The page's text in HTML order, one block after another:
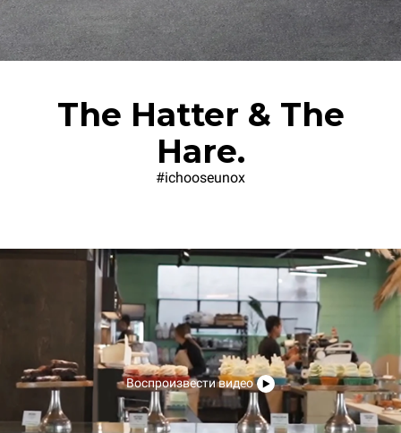
The Hatter & The
Hare.
#ichooseunox
Воспроизвести видео